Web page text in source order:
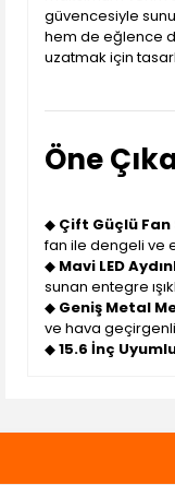
güvencesiyle
hem de eğlence
uzatmak için
Öne
◆ Çift Güçlü
fan ile dengeli ve
◆ Mavi LED
sunan entegre
◆ Geniş Metal
ve hava
◆15.6 İnç